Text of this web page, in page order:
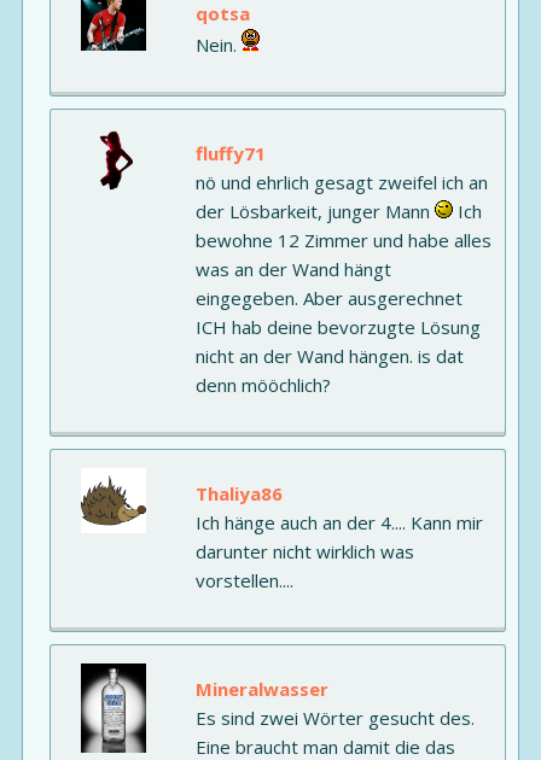
qotsa
Nein.
fluffy71
nö und ehrlich gesagt zweifel ich an
der Lösbarkeit, junger Mann
Ich
bewohne 12 Zimmer und habe alles
was an der Wand hängt
eingegeben. Aber ausgerechnet
ICH hab deine bevorzugte Lösung
nicht an der Wand hängen. is dat
denn mööchlich?
Thaliya86
Ich hänge auch an der 4.... Kann mir
darunter nicht wirklich was
vorstellen....
Mineralwasser
Es sind zwei Wörter gesucht des.
Eine braucht man damit die das